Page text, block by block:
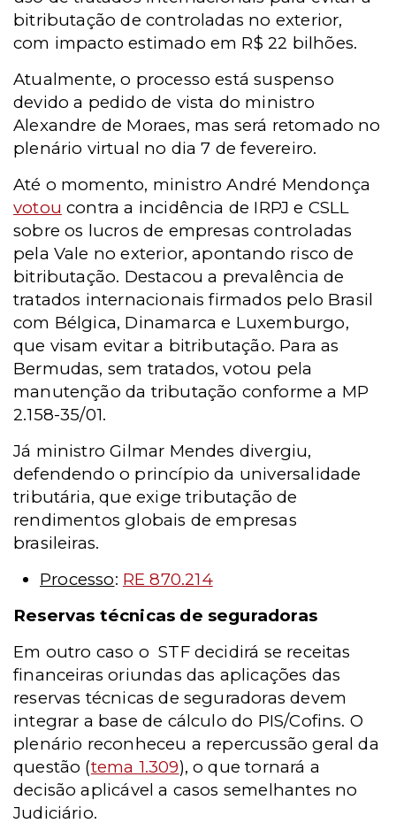
bitributação de controladas no exterior,
com impacto estimado em R$ 22 bilhões.
Atualmente, o processo está suspenso
devido a pedido de vista do ministro
Alexandre de Moraes, mas será retomado no
plenário virtual no dia 7 de fevereiro.
Até o momento, ministro André Mendonça
votou contra a incidência de IRPJ e CSLL
sobre os lucros de empresas controladas
pela Vale no exterior, apontando risco de
bitributação. Destacou a prevalência de
tratados internacionais firmados pelo Brasil
com Bélgica, Dinamarca e Luxemburgo,
que visam evitar a bitributação. Para as
Bermudas, sem tratados, votou pela
manutenção da tributação conforme a MP
2.158-35/01.
Já ministro Gilmar Mendes divergiu,
defendendo o princípio da universalidade
tributária, que exige tributação de
rendimentos globais de empresas
brasileiras.
Processo: RE 870.214
Reservas técnicas de seguradoras
Em outro caso o STF decidirá se receitas
financeiras oriundas das aplicações das
reservas técnicas de seguradoras devem
integrar a base de cálculo do PIS/Cofins. O
plenário reconheceu a repercussão geral da
questão (tema 1.309), o que tornará a
decisão aplicável a casos semelhantes no
Judiciário.